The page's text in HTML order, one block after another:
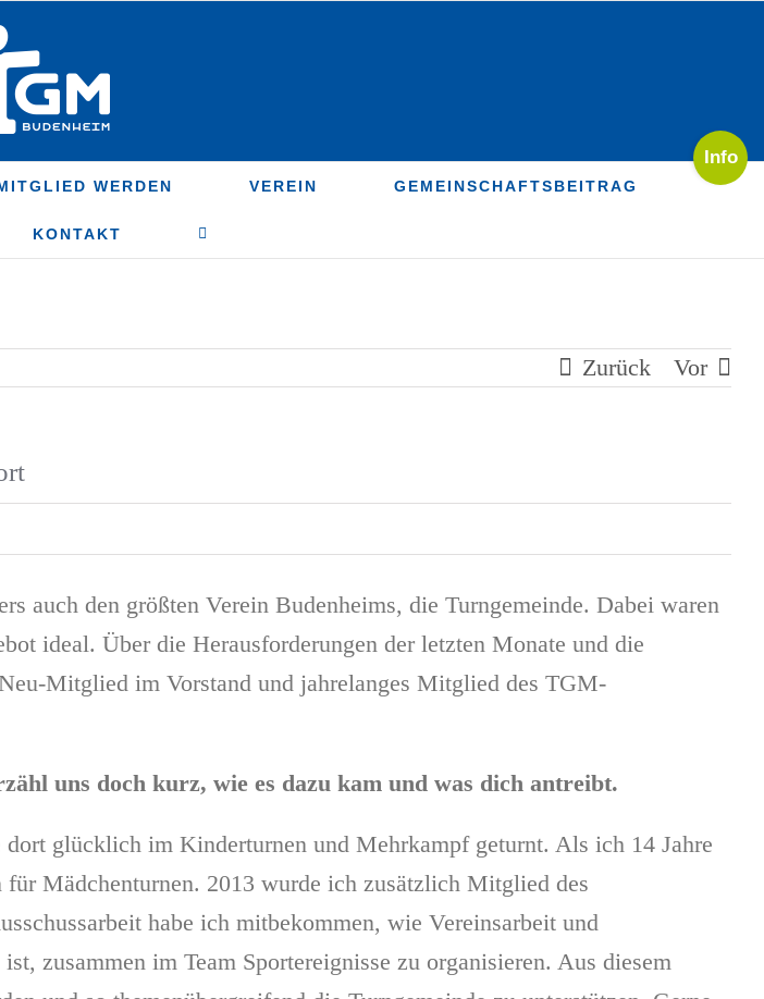
WERDEN VEREIN GEMEINSCHAFTSBEITRAG
KONTAKT
Zurück Vor
auch den größten Verein Budenheims, die Turngemeinde. Dabei waren
ideal. Über die Herausforderungen der letzten Monate und die
Mitglied im Vorstand und jahrelanges Mitglied des TGM-
uns doch kurz, wie es dazu kam und was dich antreibt.
glücklich im Kinderturnen und Mehrkampf geturnt. Als ich 14 Jahre
Mädchenturnen. 2013 wurde ich zusätzlich Mitglied des
habe ich mitbekommen, wie Vereinsarbeit und
zusammen im Team Sportereignisse zu organisieren. Aus diesem
Toggle
Sliding
Area